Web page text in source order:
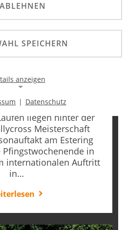
Geschichten: Die…
liegen hinter der
Meisterschaft
am Estering
in
internationalen Auftritt
in…
ABLEHNEN
SPEICHERN
anzeigen
die Kernfunktionalität
dabei, die Website nutzbar zu
Funktionen
Cookies kann die Website nicht
| Datenschutz